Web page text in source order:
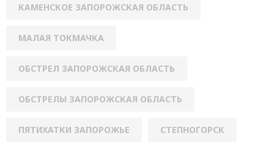
КАМЕНСКОЕ ЗАПОРОЖСКАЯ ОБЛАСТЬ
МАЛАЯ ТОКМАЧКА
ОБСТРЕЛ ЗАПОРОЖСКАЯ ОБЛАСТЬ
ОБСТРЕЛЫ ЗАПОРОЖСКАЯ ОБЛАСТЬ
ПЯТИХАТКИ ЗАПОРОЖЬЕ СТЕПНОГОРСК